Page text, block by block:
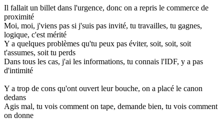
Il fallait un billet dans l'urgence, donc on a repris le commerce de
proximité
Moi, moi, j'viens pas si j'suis pas invité, tu travailles, tu gagnes,
logique, c'est mérité
Y a quelques problèmes qu'tu peux pas éviter, soit, soit, soit
t'assumes, soit tu perds
Dans tous les cas, j'ai les informations, tu connais l'IDF, y a pas
d'intimité
Y a trop de cons qu'ont ouvert leur bouche, on a placé le canon
dedans
Agis mal, tu vois comment on tape, demande bien, tu vois comment
on donne